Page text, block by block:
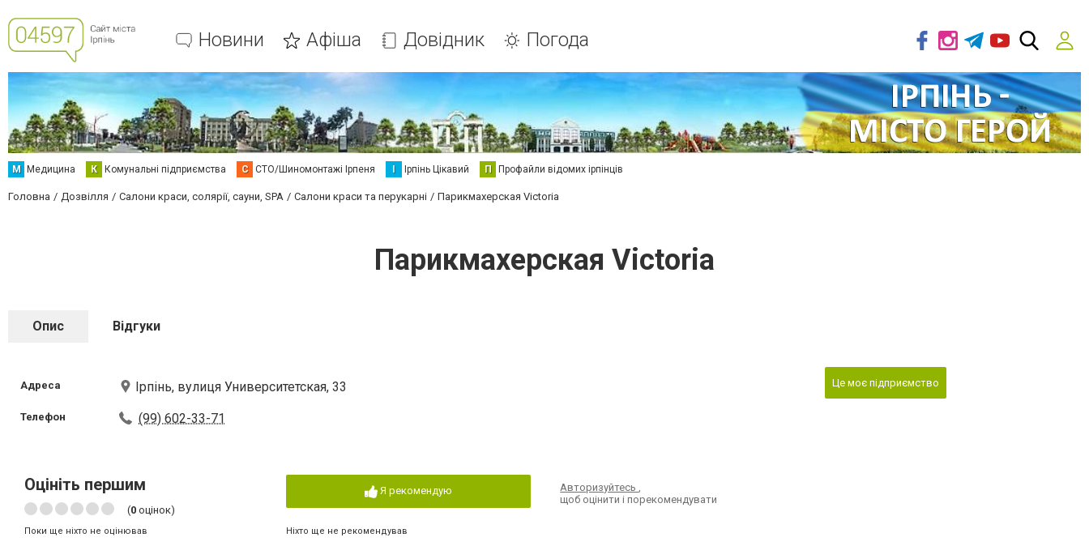
Новини Афіша Довідник Погода
М Медицина К Комунальні підприємства С СТО/Шиномонтажі Ірпеня І Ірпінь Цікавий П Профайли відомих ірпінців
Головна Дозвілля Салони краси, солярії, сауни, SPA Салони краси та перукарні Парикмахерская Victoria
Парикмахерская Victoria
Опис Відгуки
Адреса Ірпінь, вулиця Университетская, 33
Телефон (99) 602-33-71
Оцініть першим
(0 оцінок)
Поки ще ніхто не оцінював
Я рекомендую
Ніхто ще не рекомендував
Авторизуйтесь,
щоб оцінити і порекомендувати
Це моє підприємство